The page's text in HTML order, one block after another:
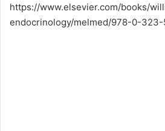
https://www.elsevier.com/books/
endocrinology/melmed/978-0-